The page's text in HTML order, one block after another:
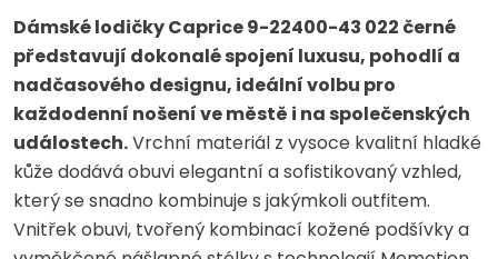
Dámské lodičky Caprice 9-22400-43 022 černé
představují dokonalé spojení luxusu, pohodlí a
nadčasového designu, ideální volbu pro
každodenní nošení ve městě i na společenských
událostech.Vrchní materiál z vysoce kvalitní hladké
kůže dodává obuvi elegantní a sofistikovaný vzhled,
který se snadno kombinuje s jakýmkoli outfitem.
Vnitřek obuvi, tvořený kombinací kožené podšívky a